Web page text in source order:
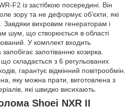
F2 із застібкою посередині. Він
зору та не деформує об’єкти, які
Завдяки вихровим генераторам і
шум, що створюється в області
У комплект входить
запотіванню козирка.
складається з 6 регульованих
гарантує відмінний повітрообмін.
яку можна прати, виготовлена з
які швидко висихають.
Shoei NXR II